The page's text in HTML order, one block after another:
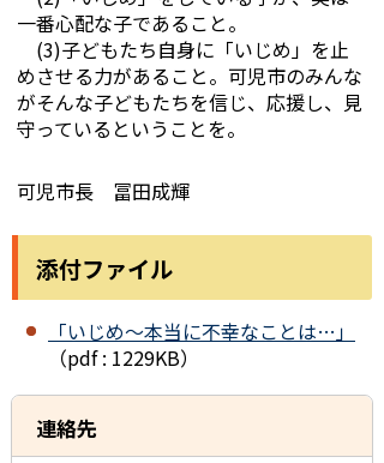
一番心配な子であること。
(3)子どもたち自身に「いじめ」を止
めさせる力があること。可児市のみんな
がそんな子どもたちを信じ、応援し、見
守っているということを。
可児市長 冨田成輝
添付ファイル
「いじめ～本当に不幸なことは…」
（pdf : 1229KB）
連絡先